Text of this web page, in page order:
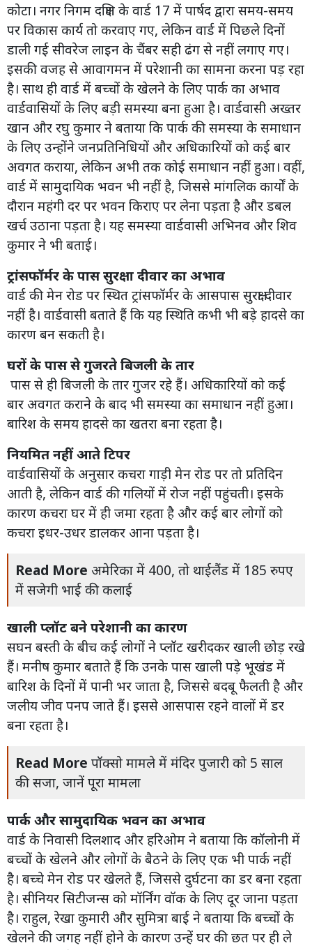
कोटा। नगर निगम दक्षिण के वार्ड 17 में पार्षद द्वारा समय-समय
पर विकास कार्य तो करवाए गए, लेकिन वार्ड में पिछले दिनों
डाली गई सीवरेज लाइन के चैंबर सही ढंग से नहीं लगाए गए।
इसकी वजह से आवागमन में परेशानी का सामना करना पड़ रहा
है। साथ ही वार्ड में बच्चों के खेलने के लिए पार्क का अभाव
वार्डवासियों के लिए बड़ी समस्या बना हुआ है। वार्डवासी अख्तर
खान और रघु कुमार ने बताया कि पार्क की समस्या के समाधान
के लिए उन्होंने जनप्रतिनिधियों और अधिकारियों को कई बार
अवगत कराया, लेकिन अभी तक कोई समाधान नहीं हुआ। वहीं,
वार्ड में सामुदायिक भवन भी नहीं है, जिससे मांगलिक कार्यों के
दौरान महंगी दर पर भवन किराए पर लेना पड़ता है और डबल
खर्च उठाना पड़ता है। यह समस्या वार्डवासी अभिनव और शिव
कुमार ने भी बताई।
ट्रांसफॉर्मर के पास सुरक्षा दीवार का अभाव
वार्ड की मेन रोड पर स्थित ट्रांसफॉर्मर के आसपास सुरक्षा दीवार
नहीं है। वार्डवासी बताते हैं कि यह स्थिति कभी भी बड़े हादसे का
कारण बन सकती है।
घरों के पास से गुजरते बिजली के तार
पास से ही बिजली के तार गुजर रहे हैं। अधिकारियों को कई
बार अवगत कराने के बाद भी समस्या का समाधान नहीं हुआ।
बारिश के समय हादसे का खतरा बना रहता है।
नियमित नहीं आते टिपर
वार्डवासियों के अनुसार कचरा गाड़ी मेन रोड पर तो प्रतिदिन
आती है, लेकिन वार्ड की गलियों में रोज नहीं पहुंचती। इसके
कारण कचरा घर में ही जमा रहता है और कई बार लोगों को
कचरा इधर-उधर डालकर आना पड़ता है।
Read More अमेरिका में 400, तो थाईलैंड में 185 रुपए
में सजेगी भाई की कलाई
खाली प्लॉट बने परेशानी का कारण
सघन बस्ती के बीच कई लोगों ने प्लॉट खरीदकर खाली छोड़ रखे
हैं। मनीष कुमार बताते हैं कि उनके पास खाली पड़े भूखंड में
बारिश के दिनों में पानी भर जाता है, जिससे बदबू फैलती है और
जलीय जीव पनप जाते हैं। इससे आसपास रहने वालों में डर
बना रहता है।
Read More पॉक्सो मामले में मंदिर पुजारी को 5 साल
की सजा, जानें पूरा मामला
पार्क और सामुदायिक भवन का अभाव
वार्ड के निवासी दिलशाद और हरिओम ने बताया कि कॉलोनी में
बच्चों के खेलने और लोगों के बैठने के लिए एक भी पार्क नहीं
है। बच्चे मेन रोड पर खेलते हैं, जिससे दुर्घटना का डर बना रहता
है। सीनियर सिटीजन्स को मॉर्निंग वॉक के लिए दूर जाना पड़ता
है। राहुल, रेखा कुमारी और सुमित्रा बाई ने बताया कि बच्चों के
खेलने की जगह नहीं होने के कारण उन्हें घर की छत पर ही ले